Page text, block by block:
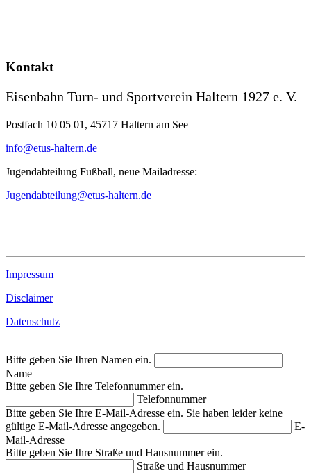
Kontakt
Eisenbahn Turn- und Sportverein Haltern 1927 e. V.
Postfach 10 05 01, 45717 Haltern am See
info@etus-haltern.de
Jugendabteilung Fußball, neue Mailadresse:
Jugendabteilung@etus-haltern.de
Impressum
Disclaimer
Datenschutz
Bitte geben Sie Ihren Namen ein.
Name
Bitte geben Sie Ihre Telefonnummer ein.
Telefonnummer
Bitte geben Sie Ihre E-Mail-Adresse ein. Sie haben leider keine
gültige E-Mail-Adresse angegeben.
E-
Mail-Adresse
Bitte geben Sie Ihre Straße und Hausnummer ein.
Straße und Hausnummer